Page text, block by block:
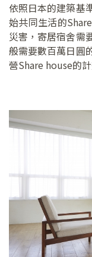
依照日本的建築基
始共同生活的
災害，寄居宿舍需
般需要數百萬日圓
營Share house的計